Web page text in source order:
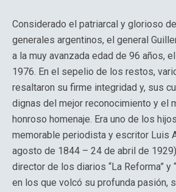
Considerado el patriarcal y glorioso
generales argentinos, el general
a la muy avanzada edad de 96 años,
1976. En el sepelio de los restos,
resaltaron su firme integridad y, sus
dignas del mejor reconocimiento y el
honroso homenaje. Era uno de los
memorable periodista y escritor Luis
agosto de 1844 – 24 de abril de
director de los diarios “La Reforma” y
en los que volcó su profunda pasión,